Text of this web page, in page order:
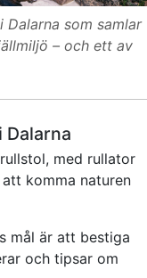
som samlar
– och ett av
Dalarna
med rullator
komma naturen
mål är att bestiga
och tipsar om